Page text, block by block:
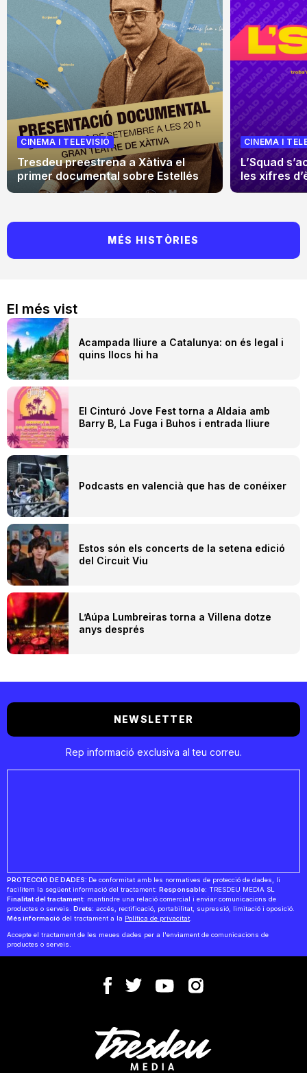
El més vist
Acampada lliure a Catalunya: on és legal i
quins llocs hi ha
El Cinturó Jove Fest torna a Aldaia amb
Barry B, La Fuga i Buhos i entrada lliure
Podcasts en valencià que has de conéixer
Estos són els concerts de la setena edició
del Circuit Viu
L’Aúpa Lumbreiras torna a Villena dotze
anys després
CINEMA I TELEVISIÓ
Tresdeu preestrena a Xàtiva el
primer documental sobre Estellés
CINEMA I
L’Squad
les xifres
MÉS HISTÒRIES
NEWSLETTER
Rep informació exclusiva al teu correu.
PROTECCIÓ DE DADES: De conformitat amb les normatives de protecció de dades, li
facilitem la següent informació del tractament: Responsable: TRESDEU MEDIA SL
Finalitat del tractament: mantindre una relació comercial i enviar comunicacions de
productes o serveis. Drets: accés, rectificació, portabilitat, supressió, limitació i oposició.
Més informació del tractament a la Política de privacitat
Accepte el tractament de les meues dades per a l'enviament de comunicacions de
productes o serveis.